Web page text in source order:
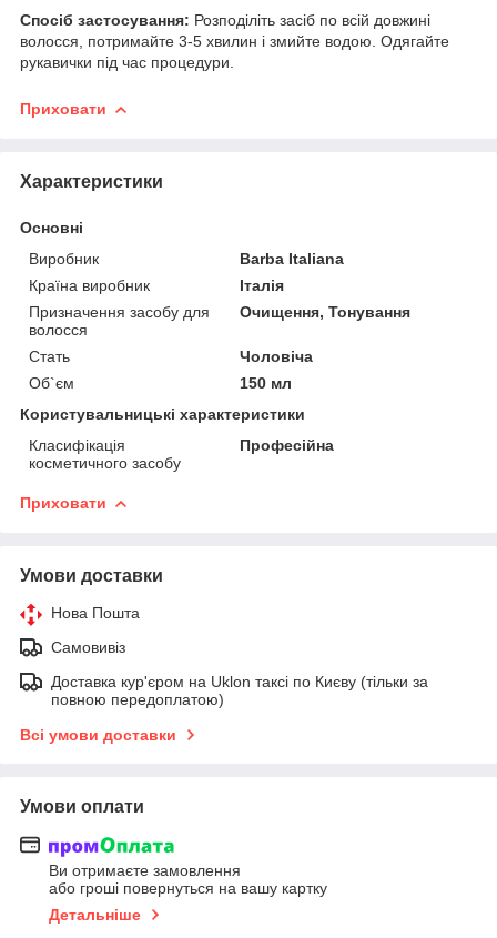
Спосіб застосування: Розподіліть засіб по всій довжині
волосся, потримайте 3-5 хвилин і змийте водою. Одягайте
рукавички під час процедури.
Приховати
Характеристики
Основні
Виробник
Barba Italiana
Країна виробник
Італія
Призначення засобу для
волосся
Очищення, Тонування
Стать
Чоловіча
Об`єм
150 мл
Користувальницькі характеристики
Класифікація
косметичного засобу
Професійна
Приховати
Умови доставки
Нова Пошта
Самовивіз
Доставка кур'єром на Uklon таксі по Києву (тільки за
повною передоплатою)
Всі умови доставки
Умови оплати
Ви отримаєте замовлення
або гроші повернуться на вашу картку
Детальніше